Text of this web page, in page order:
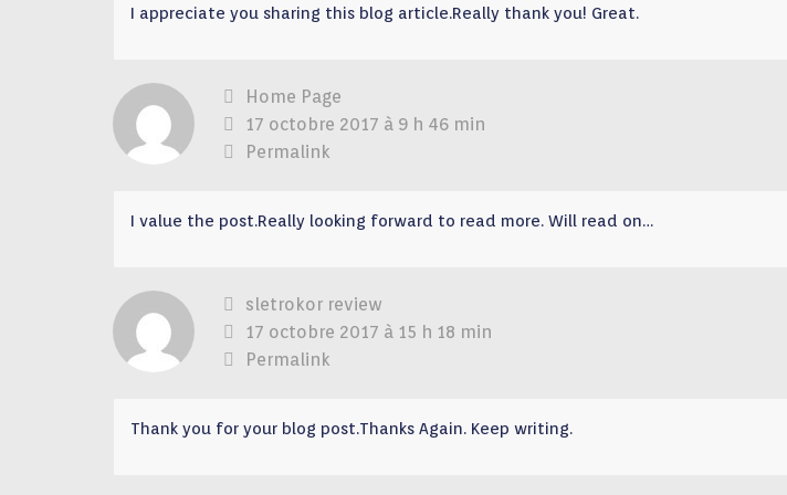
I appreciate you sharing this blog article.Really thank you! Great.
Home Page
17 octobre 2017 à 9 h 46 min
Permalink
I value the post.Really looking forward to read more. Will read on…
sletrokor review
17 octobre 2017 à 15 h 18 min
Permalink
Thank you for your blog post.Thanks Again. Keep writing.